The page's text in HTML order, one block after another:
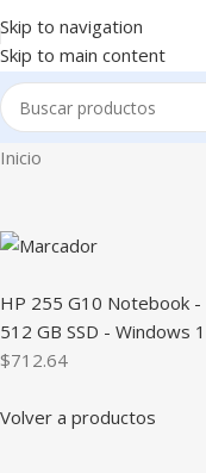
Skip to navigation
Skip to main content
Inicio
HP 255 G10 Notebook
512 GB SSD - Windows
$712.64
Volver a productos